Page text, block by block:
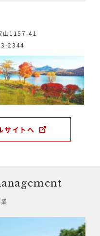
山1157-41
2344
サイトへ